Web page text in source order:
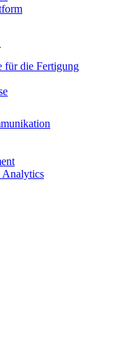
für die Fertigung
Analytics